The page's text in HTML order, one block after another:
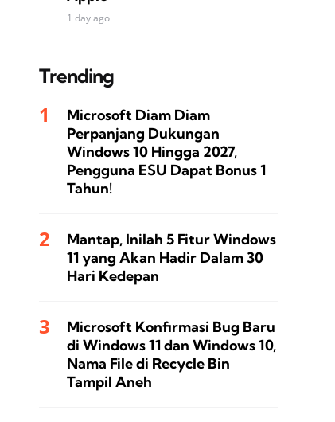
1 day ago
Trending
Microsoft Diam Diam
Perpanjang Dukungan
Windows 10 Hingga 2027,
Pengguna ESU Dapat Bonus 1
Tahun!
Mantap, Inilah 5 Fitur Windows
11 yang Akan Hadir Dalam 30
Hari Kedepan
Microsoft Konfirmasi Bug Baru
di Windows 11 dan Windows 10,
Nama File di Recycle Bin
Tampil Aneh